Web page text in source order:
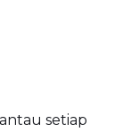
setiap